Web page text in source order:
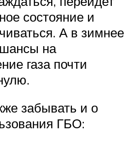
состояние и
А в зимнее
на
газа почти
забывать и о
ГБО: